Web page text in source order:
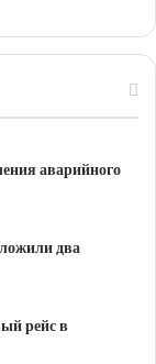
аварийного
два
рейс в